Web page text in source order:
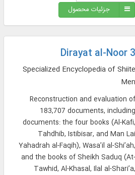
جزئیات محصول
Dirayat al-Noor 3
Specialized Encyclopedia of Shiite
Men
Reconstruction and evaluation of
183,707 documents, including
documents: the four books (Al-Kafi,
Tahdhib, Istibisar, and Man Lai
Yahadrah al-Faqih), Wasa’il al-Shi’ah,
and the books of Sheikh Saduq (At-
Tawhid, Al-Khasal, Ilal al-Shari’a,